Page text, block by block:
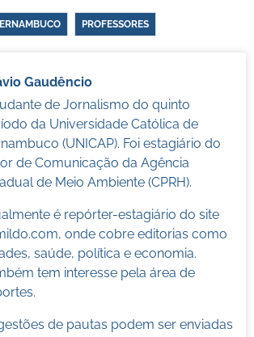
PROFESSORES
Gaudêncio
de Jornalismo do quinto
da Universidade Católica de
(UNICAP). Foi estagiário do
de Comunicação da Agência
de Meio Ambiente (CPRH).
é repórter-estagiário do site
onde cobre editorias como
saúde, política e economia.
tem interesse pela área de
de pautas podem ser enviadas